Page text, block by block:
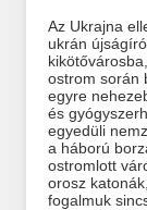
Az Ukrajna
ukrán
ostrom során
egyre
és
egyedüli
a háború
ostromlott
orosz
fogalmuk